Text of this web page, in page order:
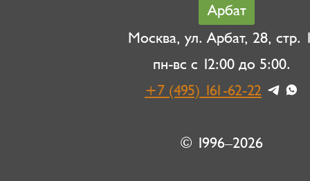
Арбат
Москва, ул. Арбат, 28, стр.
пн-вс с 12:00 до 5:00.
+7 (495) 161-62-22
© 1996–2026